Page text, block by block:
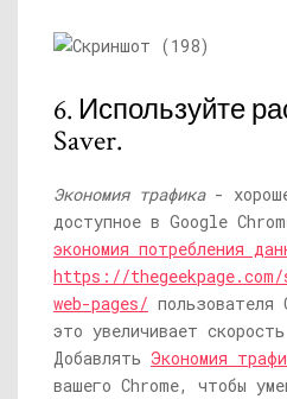
6. Используйте
Saver.
Экономия трафика-
доступное в Google
экономия потребления
https://thegeekpage.com/
web-pages/ пользователя
это увеличивает
Добавлять Экономия
вашего Chrome, чтобы